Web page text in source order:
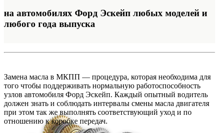
на автомобилях Форд Эскейп любых моделей и
любого года выпуска
Замена масла в МКПП — процедура, которая необходима для
того чтобы поддерживать нормальную работоспособность
узлов автомобиля Форд Эскейп. Каждый опытный водитель
должен знать и соблюдать интервалы смены масла двигателя
при этом так же выполнять соответствующий уход и по
отношению к коробке передач.